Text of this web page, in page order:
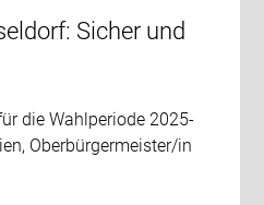
Sicher und
die Wahlperiode 2025-
Oberbürgermeister/in